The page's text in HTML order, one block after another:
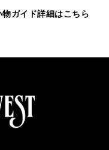
物ガイド詳細はこちら